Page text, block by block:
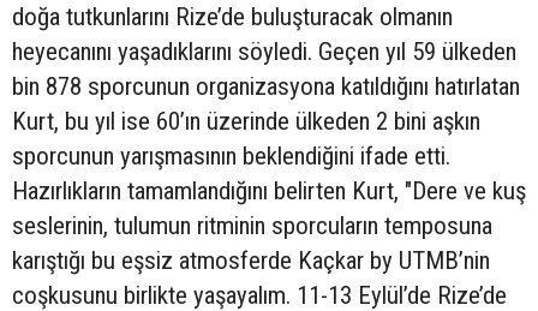
doğa tutkunlarını Rize’de buluşturacak olmanın
heyecanını yaşadıklarını söyledi. Geçen yıl 59 ülkeden
bin 878 sporcunun organizasyona katıldığını hatırlatan
Kurt, bu yıl ise 60’ın üzerinde ülkeden 2 bini aşkın
sporcunun yarışmasının beklendiğini ifade etti.
Hazırlıkların tamamlandığını belirten Kurt, "Dere ve kuş
seslerinin, tulumun ritminin sporcuların temposuna
karıştığı bu eşsiz atmosferde Kaçkar by UTMB’nin
coşkusunu birlikte yaşayalım. 11-13 Eylül’de Rize’de